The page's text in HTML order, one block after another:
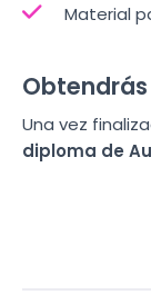
Material
Obtendrás
Una vez
diploma de